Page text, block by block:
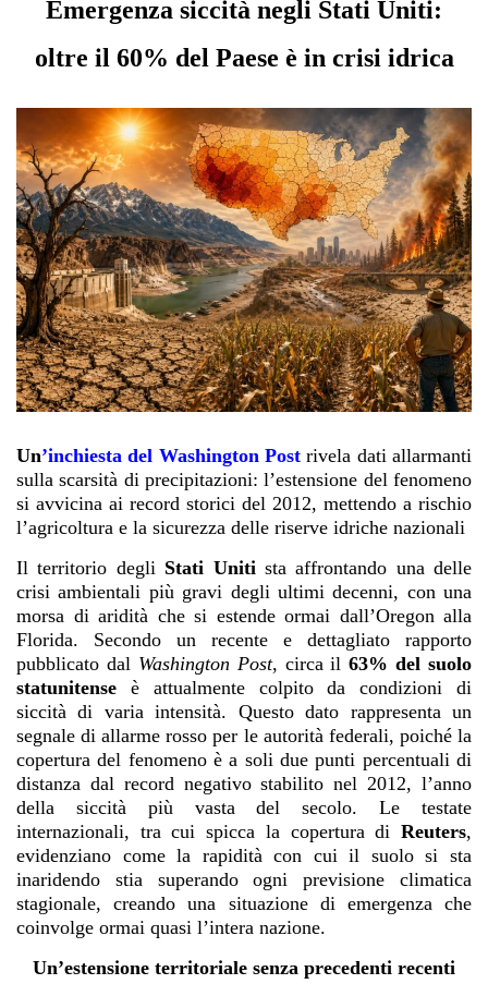
Emergenza siccità negli Stati Uniti:
oltre il 60% del Paese è in crisi idrica
Un’inchiesta del Washington Post rivela dati allarmanti
sulla scarsità di precipitazioni: l’estensione del fenomeno
si avvicina ai record storici del 2012, mettendo a rischio
l’agricoltura e la sicurezza delle riserve idriche nazionali
Il territorio degli Stati Unitista affrontando una delle
crisi ambientali più gravi degli ultimi decenni, con una
morsa di aridità che si estende ormai dall’Oregon alla
Florida. Secondo un recente e dettagliato rapporto
pubblicato dal Washington Post, circa il63% del suolo
statunitense è attualmente colpito da condizioni di
siccità di varia intensità. Questo dato rappresenta un
segnale di allarme rosso per le autorità federali, poiché la
copertura del fenomeno è a soli due punti percentuali di
distanza dal record negativo stabilito nel 2012, l’anno
della siccità più vasta del secolo. Le testate
internazionali, tra cui spicca la copertura di Reuters,
evidenziano come la rapidità con cui il suolo si sta
inaridendo stia superando ogni previsione climatica
stagionale, creando una situazione di emergenza che
coinvolge ormai quasi l’intera nazione.
Un’estensione territoriale senza precedenti recenti